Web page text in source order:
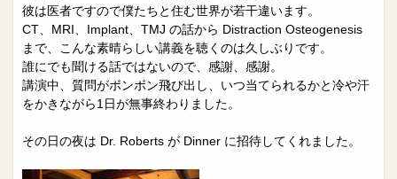
彼は医者ですので僕たちと住む世界が若干違います。
CT、MRI、Implant、TMJ の話から Distraction Osteogenesis
まで、こんな素晴らしい講義を聴くのは久しぶりです。
誰にでも聞ける話ではないので、感謝、感謝。
講演中、質問がボンボン飛び出し、いつ当てられるかと冷や汗
をかきながら1日が無事終わりました。
その日の夜は Dr. Roberts が Dinner に招待してくれました。